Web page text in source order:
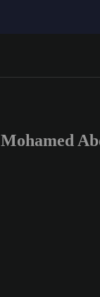
Mohamed